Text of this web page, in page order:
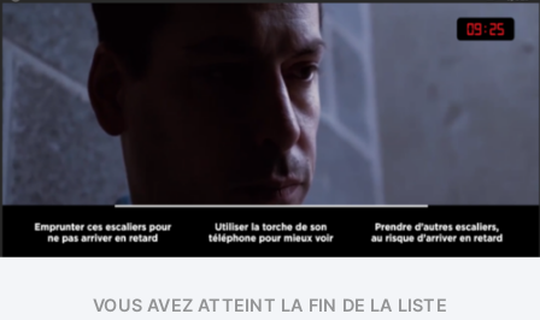
VOUS AVEZ ATTEINT LA FIN DE LA LISTE